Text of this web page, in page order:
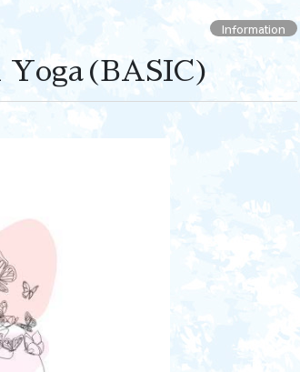
Information